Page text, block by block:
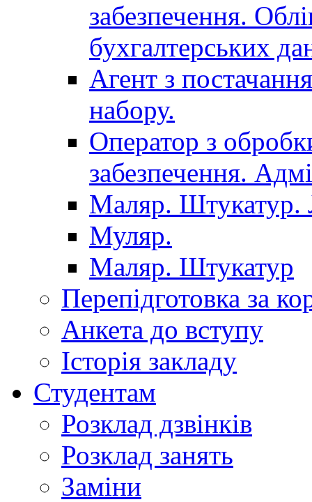
забезпечення.
бухгалтерських
Агент з
набору.
Оператор з
забезпечення.
Маляр. Штукатур.
Муляр.
Маляр. Штукатур
Перепідготовка за
Анкета до вступу
Історія закладу
Студентам
Розклад дзвінків
Розклад занять
Заміни